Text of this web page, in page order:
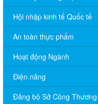
Hội nhập kinh tế Quốc tế
An toàn thực phẩm
Hoạt động Ngành
Điện năng
Đảng bộ Sở Công Thương